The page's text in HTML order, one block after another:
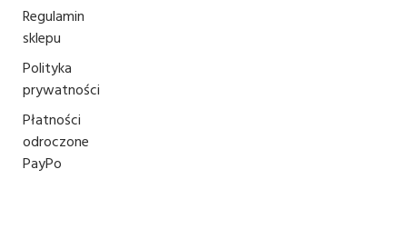
Regulamin
sklepu
Polityka
prywatności
Płatności
odroczone
PayPo